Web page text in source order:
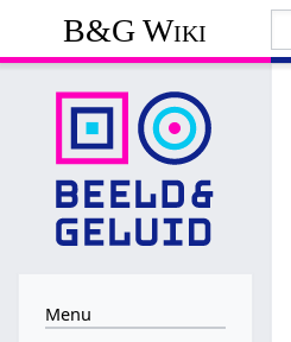
B&G Wiki
Menu